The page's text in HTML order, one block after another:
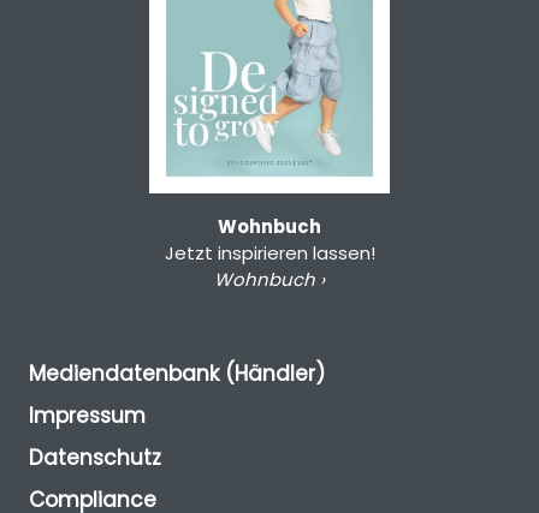
Wohnbuch
Jetzt inspirieren lassen!
Wohnbuch ›
Mediendatenbank (Händler)
Impressum
Datenschutz
Compliance